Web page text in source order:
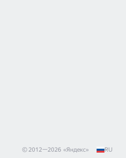
© 2012—2026 «Яндекс» RU